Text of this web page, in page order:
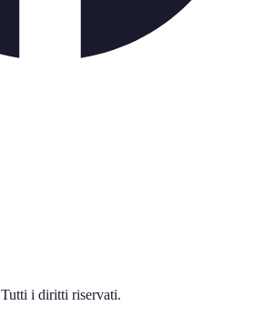
Tutti i diritti riservati.